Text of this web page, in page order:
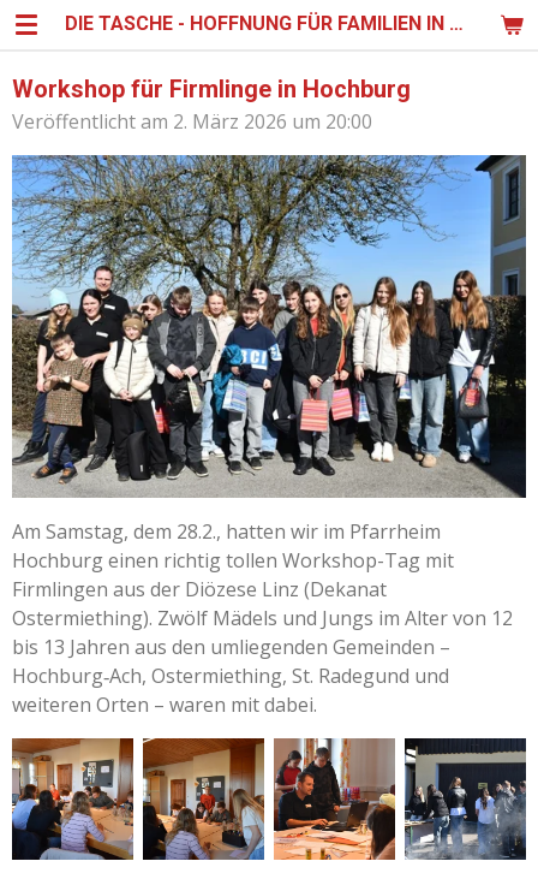
Zum
springen
DIE TASCHE - HOFFNUNG FÜR FAMILIEN IN UGANDA
Workshop für Firmlinge in Hochburg
Veröffentlicht am 2. März 2026 um 20:00
Am Samstag, dem 28.2., hatten wir im Pfarrheim
Hochburg einen richtig tollen Workshop-Tag mit
Firmlingen aus der Diözese Linz (Dekanat
Ostermiething). Zwölf Mädels und Jungs im Alter von 12
bis 13 Jahren aus den umliegenden Gemeinden –
Hochburg‑Ach, Ostermiething, St. Radegund und
weiteren Orten – waren mit dabei.